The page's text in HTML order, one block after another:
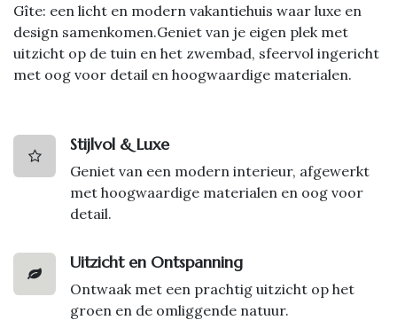
Gîte: een licht en modern vakantiehuis waar luxe en
design samenkomen.Geniet van je eigen plek met
uitzicht op de tuin en het zwembad, sfeervol ingericht
met oog voor detail en hoogwaardige materialen.
Stijlvol & Luxe
Geniet van een modern interieur, afgewerkt
met hoogwaardige materialen en oog voor
detail.
Uitzicht en Ontspanning
Ontwaak met een prachtig uitzicht op het
groen en de omliggende natuur.